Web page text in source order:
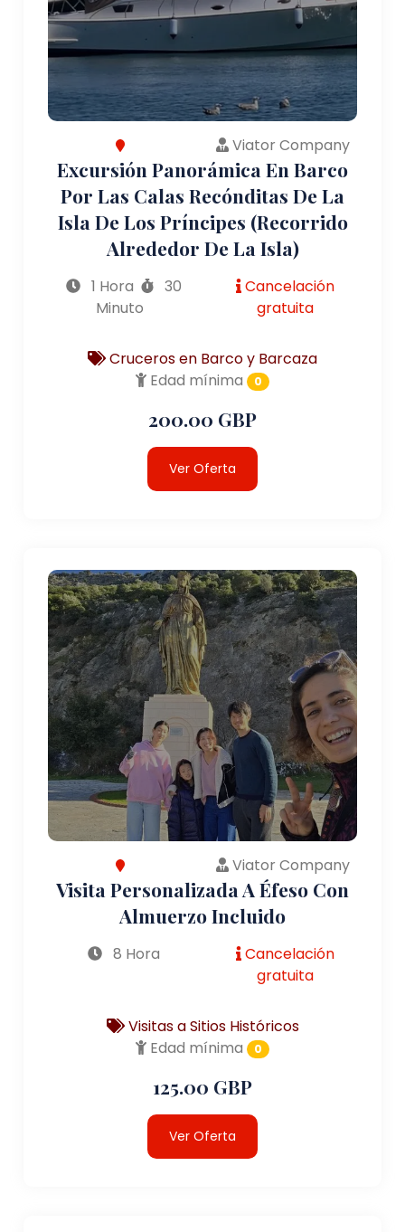
Viator Company
Excursión Panorámica En Barco
Por Las Calas Recónditas De La
Isla De Los Príncipes (recorrido
Alrededor De La Isla)
1 Hora
30
Minuto
Cancelación
gratuita
Cruceros en Barco y Barcaza
Edad mínima
0
200.00 GBP
Ver Oferta
Viator Company
Visita Personalizada A Éfeso Con
Almuerzo Incluido
8 Hora
Cancelación
gratuita
Visitas a Sitios Históricos
Edad mínima
0
125.00 GBP
Ver Oferta